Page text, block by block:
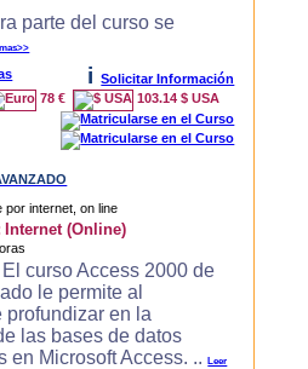
parte del curso se
i
Solicitar Información
78 € 103.14 $ USA
Internet (Online)
El curso Access 2000 de
le permite al
profundizar en la
las bases de datos
en Microsoft Access. ..Leer